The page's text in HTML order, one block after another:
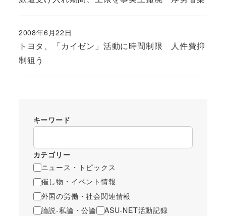
トヨタ、「カイゼン」活動に時間制限 人件費抑
制狙う
投稿日
2008年6月22日
キーワード
カテゴリー
ニュース・トピックス
催し物・イベント情報
外国の労働・社会関連情報
論説-私論・公論
ASU-NET活動記録